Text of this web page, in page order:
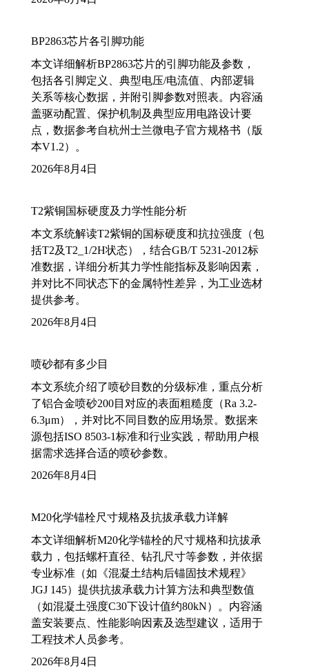
BP2863芯片各引脚功能
本文详细解析BP2863芯片的引脚功能及参数，
包括各引脚定义、典型电压/电流值、内部逻辑
关系等核心数据，并附引脚参数对照表。内容涵
盖驱动配置、保护机制及典型应用电路设计要
点，数据参考自杭州士兰微电子官方规格书（版
本V1.2）。
2026年8月4日
T2紫铜国标硬度及力学性能分析
本文系统解读T2紫铜的国标硬度和抗拉强度（包
括T2及T2_1/2H状态），结合GB/T 5231-2012标
准数据，详细分析其力学性能指标及影响因素，
并对比不同状态下的金属特性差异，为工业选材
提供参考。
2026年8月4日
喷砂都有多少目
本文系统介绍了喷砂目数的分级标准，重点分析
了铝合金喷砂200目对应的表面粗糙度（Ra 3.2-
6.3μm），并对比不同目数的应用场景。数据来
源包括ISO 8503-1标准和行业实践，帮助用户根
据需求选择合适的喷砂参数。
2026年8月4日
M20化学锚栓尺寸规格及抗拔承载力详解
本文详细解析M20化学锚栓的尺寸规格和抗拔承
载力，包括螺杆直径、钻孔尺寸等参数，并依据
专业标准（如《混凝土结构后锚固技术规程》
JGJ 145）提供抗拔承载力计算方法和典型数值
（如混凝土强度C30下设计值约80kN）。内容涵
盖安装要点、性能影响因素及选型建议，适用于
工程技术人员参考。
2026年8月4日